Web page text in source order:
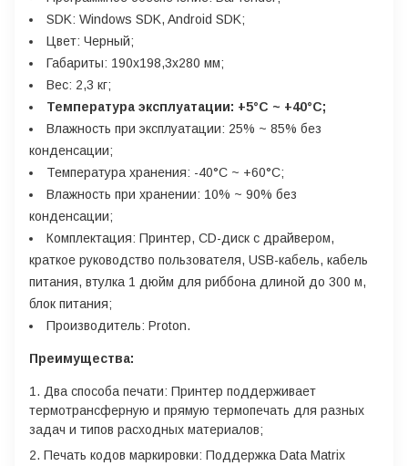
SDK: Windows SDK, Android SDK;
Цвет: Черный;
Габариты: 190x198,3x280 мм;
Вес: 2,3 кг;
Температура эксплуатации: +5°C ~ +40°C;
Влажность при эксплуатации: 25% ~ 85% без
конденсации;
Температура хранения: -40°C ~ +60°C;
Влажность при хранении: 10% ~ 90% без
конденсации;
Комплектация: Принтер, CD-диск с драйвером,
краткое руководство пользователя, USB-кабель, кабель
питания, втулка 1 дюйм для риббона длиной до 300 м,
блок питания;
Производитель: Proton.
Преимущества:
Два способа печати: Принтер поддерживает
термотрансферную и прямую термопечать для разных
задач и типов расходных материалов;
Печать кодов маркировки: Поддержка Data Matrix